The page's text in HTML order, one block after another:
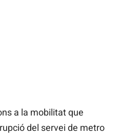
a la mobilitat que
del servei de metro